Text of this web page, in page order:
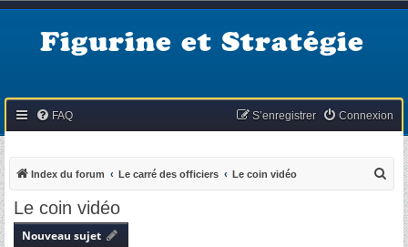
Figurine et Stratégie
FAQ Connexion
S’enregistrer
Index du forum Le carré des officiers Le coin vidéo
Le coin vidéo
Nouveau sujet